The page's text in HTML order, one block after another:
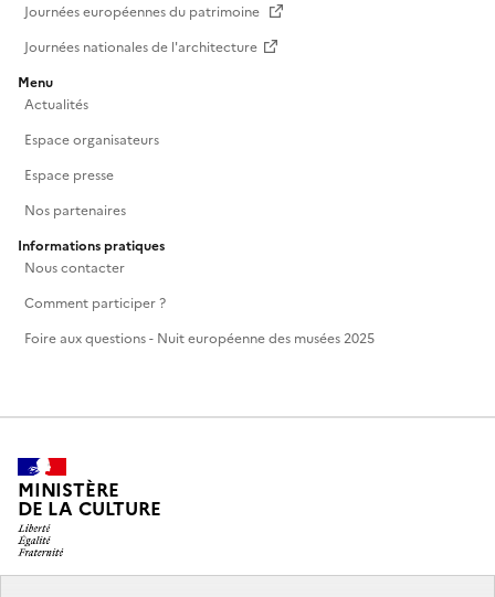
Journées européennes du patrimoine
Journées nationales de l'architecture
Menu
Actualités
Espace organisateurs
Espace presse
Nos partenaires
Informations pratiques
Nous contacter
Comment participer ?
Foire aux questions - Nuit européenne des musées 2025
MINISTÈRE
DE LA CULTURE